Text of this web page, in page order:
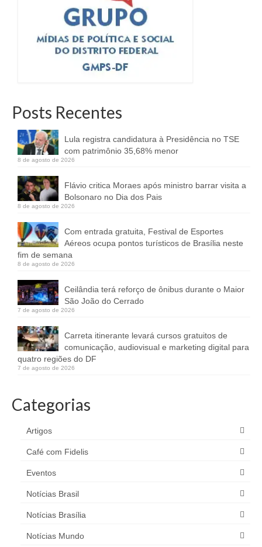
Posts Recentes
Lula registra candidatura à Presidência no TSE
com patrimônio 35,68% menor
8 de agosto de 2026
Flávio critica Moraes após ministro barrar visita a
Bolsonaro no Dia dos Pais
8 de agosto de 2026
Com entrada gratuita, Festival de Esportes
Aéreos ocupa pontos turísticos de Brasília neste
fim de semana
8 de agosto de 2026
Ceilândia terá reforço de ônibus durante o Maior
São João do Cerrado
7 de agosto de 2026
Carreta itinerante levará cursos gratuitos de
comunicação, audiovisual e marketing digital para
quatro regiões do DF
7 de agosto de 2026
Categorias
Artigos
Café com Fidelis
Eventos
Notícias Brasil
Notícias Brasília
Notícias Mundo